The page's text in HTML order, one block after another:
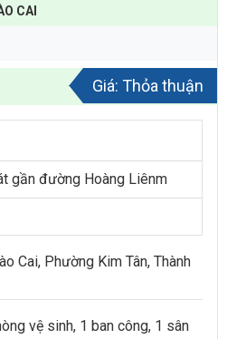
CAI
Giá: Thỏa thuận
gần đường Hoàng Liênm
Cai, Phường Kim Tân, Thành
vệ sinh, 1 ban công, 1 sân